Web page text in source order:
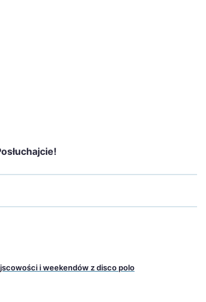
i weekendów z disco polo